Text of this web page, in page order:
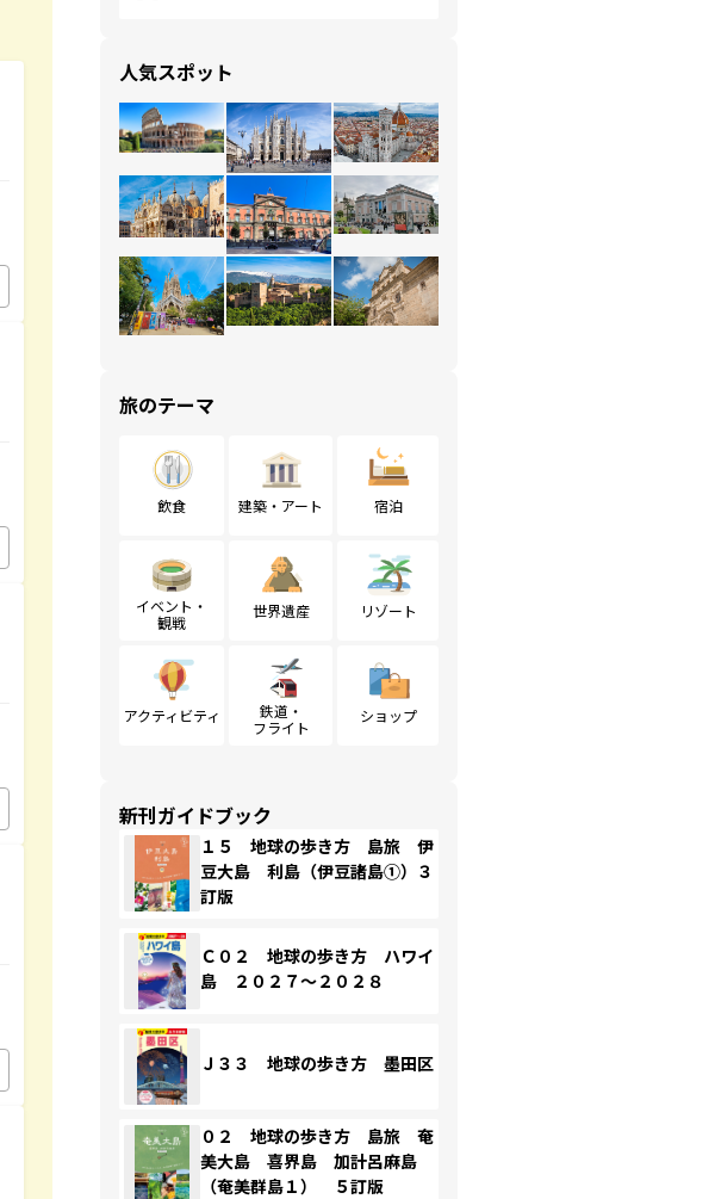
人気スポット
旅のテーマ
飲食 建築・アート 宿泊
イベント・
観戦
世界遺産 リゾート
アクティビティ
鉄道・
フライト
ショップ
新刊ガイドブック
１５ 地球の歩き方 島旅 伊
豆大島 利島（伊豆諸島①）３
訂版
Ｃ０２ 地球の歩き方 ハワイ
島 ２０２７～２０２８
Ｊ３３ 地球の歩き方 墨田区
０２ 地球の歩き方 島旅 奄
美大島 喜界島 加計呂麻島
（奄美群島１） ５訂版